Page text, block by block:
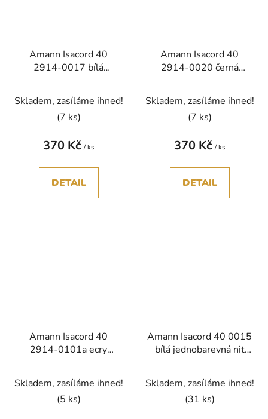
Amann Isacord 40
2914-0017 bílá
polyester 5000m
Skladem, zasíláme ihned!
(7 ks)
370 Kč / ks
DETAIL
Amann Isacord 40
2914-0020 černá
polyester 5000m
Skladem, zasíláme ihned!
(7 ks)
370 Kč / ks
DETAIL
Amann Isacord 40
2914-0101a ecry
polyester 5000m
Skladem, zasíláme ihned!
(5 ks)
Amann Isacord 40 0015
bílá jednobarevná nit
Skladem, zasíláme ihned!
(31 ks)